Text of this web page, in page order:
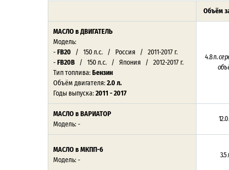
Объём
МАСЛОв ДВИГАТЕЛЬ
Модель:
-FB20 / 150 л.с. / Россия / 2011-2017 г.
-FB20B / 150 л.с. / Япония / 2012-2017 г.
Тип топлива:Бензин
Объём двигателя:2.0 л.
Годы выпуска:2011 - 2017
4.8 л.
МАСЛО в ВАРИАТОР
Модель: -
МАСЛО в МКПП-6
Модель: -
3.5